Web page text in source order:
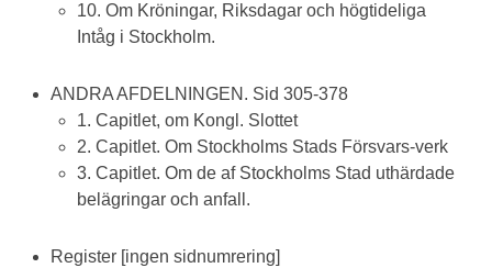
10. Om Kröningar, Riksdagar och högtideliga
Intåg i Stockholm.
ANDRA AFDELNINGEN. Sid 305-378
1. Capitlet, om Kongl. Slottet
2. Capitlet. Om Stockholms Stads Försvars-verk
3. Capitlet. Om de af Stockholms Stad uthärdade
belägringar och anfall.
Register [ingen sidnumrering]